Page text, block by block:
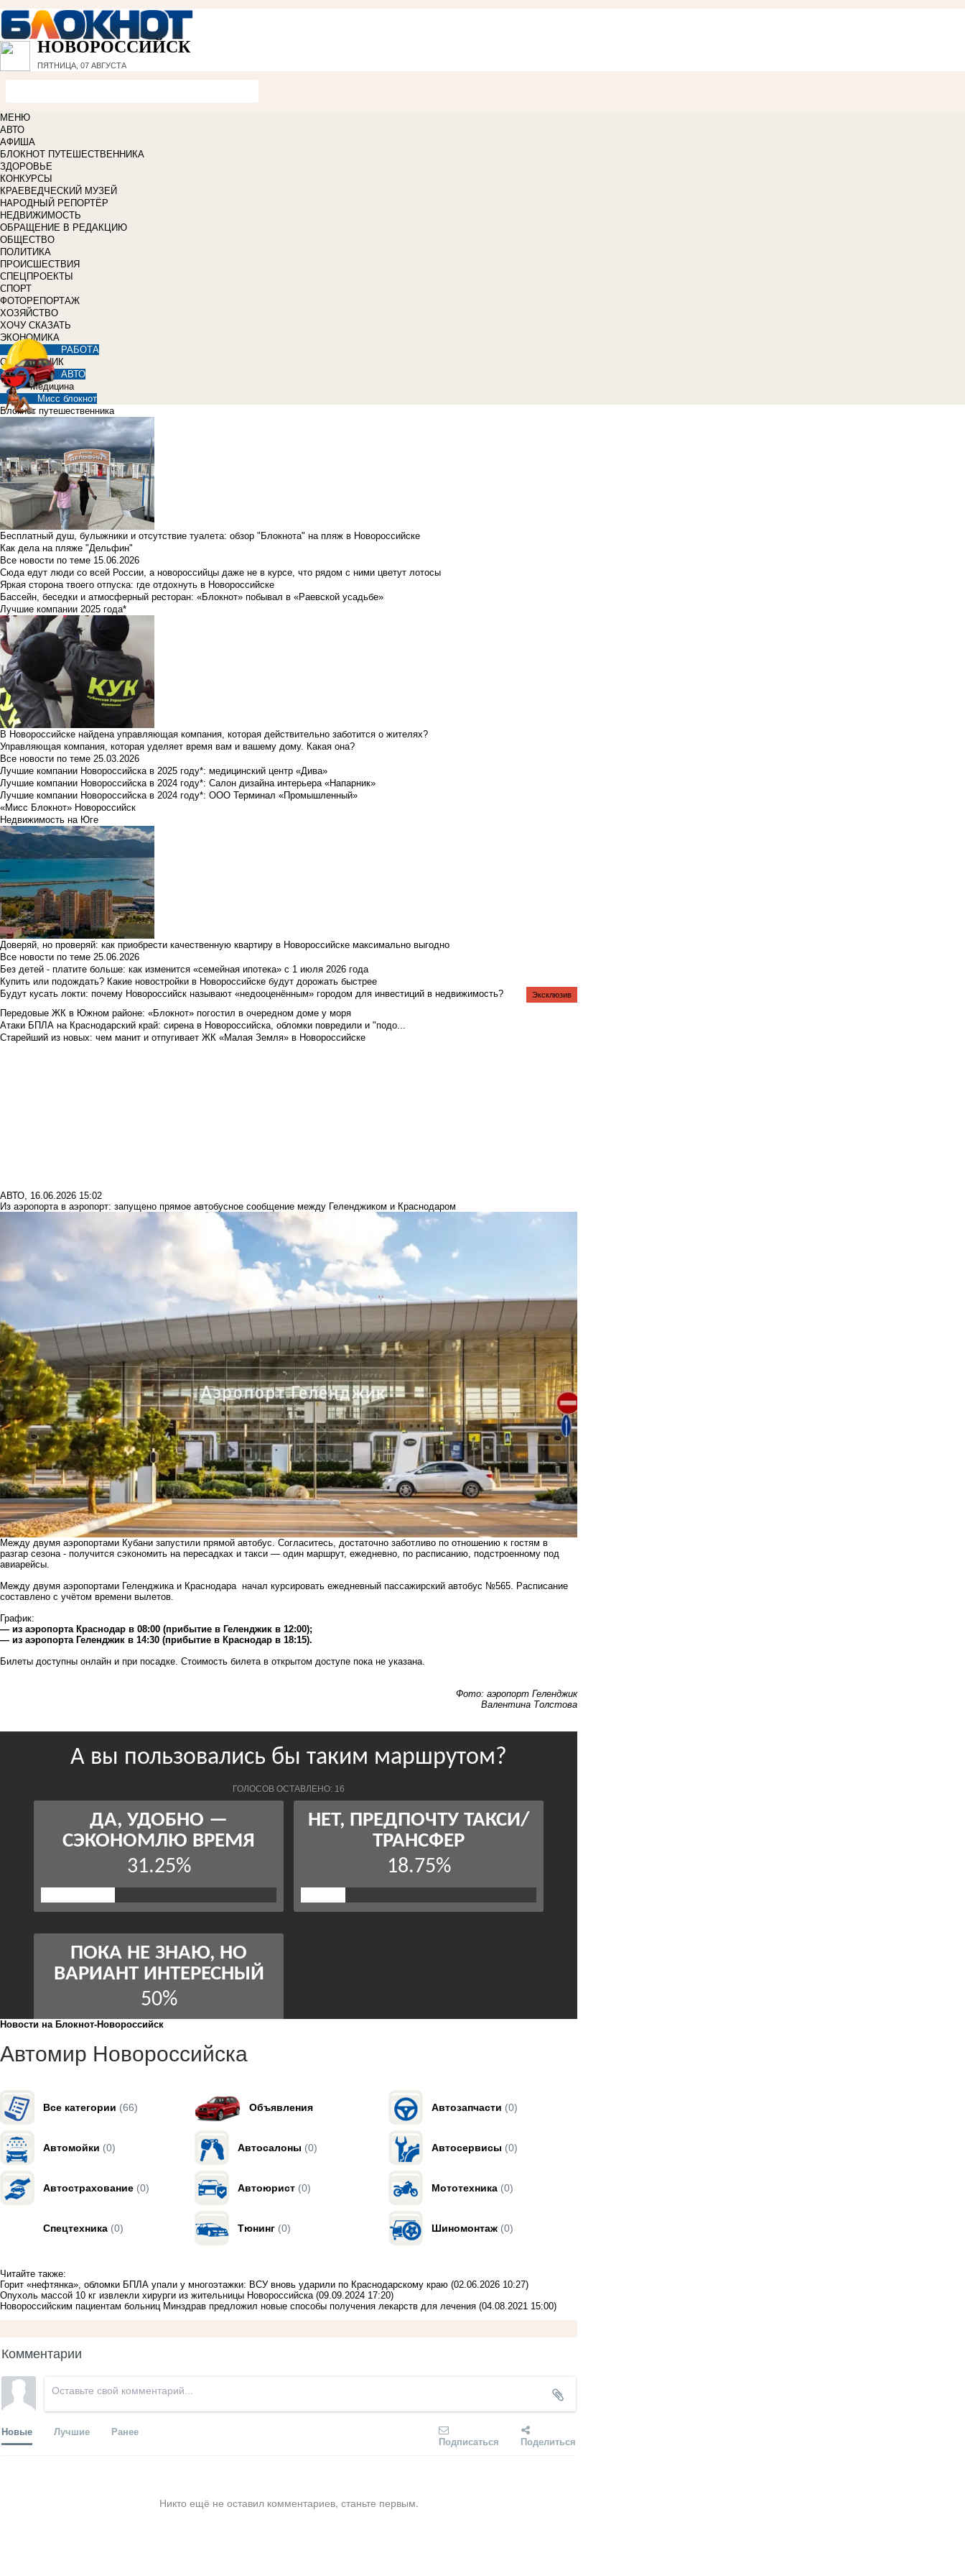
НОВОРОССИЙСК
ПЯТНИЦА, 07 АВГУСТА
МЕНЮ
АВТО
АФИША
БЛОКНОТ ПУТЕШЕСТВЕННИКА
ЗДОРОВЬЕ
КОНКУРСЫ
КРАЕВЕДЧЕСКИЙ МУЗЕЙ
НАРОДНЫЙ РЕПОРТЁР
НЕДВИЖИМОСТЬ
ОБРАЩЕНИЕ В РЕДАКЦИЮ
ОБЩЕСТВО
ПОЛИТИКА
ПРОИСШЕСТВИЯ
СПЕЦПРОЕКТЫ
СПОРТ
ФОТОРЕПОРТАЖ
ХОЗЯЙСТВО
ХОЧУ СКАЗАТЬ
ЭКОНОМИКА
РАБОТА
СПРАВОЧНИК
АВТО
Медицина
Мисс блокнот
Блокнот путешественника
Бесплатный душ, булыжники и отсутствие туалета: обзор "Блокнота" на пляж в Новороссийске
Как дела на пляже "Дельфин"
Все новости по теме 15.06.2026
Сюда едут люди со всей России, а новороссийцы даже не в курсе, что рядом с ними цветут лотосы
Яркая сторона твоего отпуска: где отдохнуть в Новороссийске
Бассейн, беседки и атмосферный ресторан: «Блокнот» побывал в «Раевской усадьбе»
Лучшие компании 2025 года*
В Новороссийске найдена управляющая компания, которая действительно заботится о жителях?
Управляющая компания, которая уделяет время вам и вашему дому. Какая она?
Все новости по теме 25.03.2026
Лучшие компании Новороссийска в 2025 году*: медицинский центр «Дива»
Лучшие компании Новороссийска в 2024 году*: Салон дизайна интерьера «Напарник»
Лучшие компании Новороссийска в 2024 году*: ООО Терминал «Промышленный»
«Мисс Блокнот» Новороссийск
Недвижимость на Юге
Доверяй, но проверяй: как приобрести качественную квартиру в Новороссийске максимально выгодно
Все новости по теме 25.06.2026
Без детей - платите больше: как изменится «семейная ипотека» с 1 июля 2026 года
Купить или подождать? Какие новостройки в Новороссийске будут дорожать быстрее
Будут кусать локти: почему Новороссийск называют «недооценённым» городом для инвестиций в недвижимость?
Передовые ЖК в Южном районе: «Блокнот» погостил в очередном доме у моря
Атаки БПЛА на Краснодарский край: сирена в Новороссийска, обломки повредили и "подо...
Старейший из новых: чем манит и отпугивает ЖК «Малая Земля» в Новороссийске
Эксклюзив
АВТО, 16.06.2026 15:02
Из аэропорта в аэропорт: запущено прямое автобусное сообщение между Геленджиком и Краснодаром
Между двумя аэропортами Кубани запустили прямой автобус. Согласитесь, достаточно заботливо по отношению к гостям в
разгар сезона - получится сэкономить на пересадках и такси — один маршрут, ежедневно, по расписанию, подстроенному под
авиарейсы.
Между двумя аэропортами Геленджика и Краснодара начал курсировать ежедневный пассажирский автобус №565. Расписание
составлено с учётом времени вылетов.
График:
— из аэропорта Краснодар в 08:00 (прибытие в Геленджик в 12:00);
— из аэропорта Геленджик в 14:30 (прибытие в Краснодар в 18:15).
Билеты доступны онлайн и при посадке. Стоимость билета в открытом доступе пока не указана.
Фото: аэропорт Геленджик
Валентина Толстова
Новости на Блoкнoт-Новороссийск
Автомир Новороссийска
Все категории (66) Объявления Автозапчасти (0)
Автомойки (0) Автосалоны (0) Автосервисы (0)
Автострахование (0) Автоюрист (0) Мототехника (0)
Спецтехника (0) Тюнинг (0) Шиномонтаж (0)
Читайте также:
Горит «нефтянка», обломки БПЛА упали у многоэтажки: ВСУ вновь ударили по Краснодарскому краю (02.06.2026 10:27)
Опухоль массой 10 кг извлекли хирурги из жительницы Новороссийска (09.09.2024 17:20)
Новороссийским пациентам больниц Минздрав предложил новые способы получения лекарств для лечения (04.08.2021 15:00)
Комментарии
Новые Лучшие Ранее
Подписаться Поделиться
Никто ещё не оставил комментариев, станьте первым.